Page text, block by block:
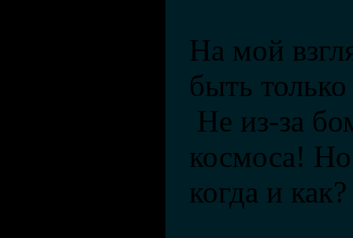
На мой
быть
Не из-за
космоса! Но
когда и как?